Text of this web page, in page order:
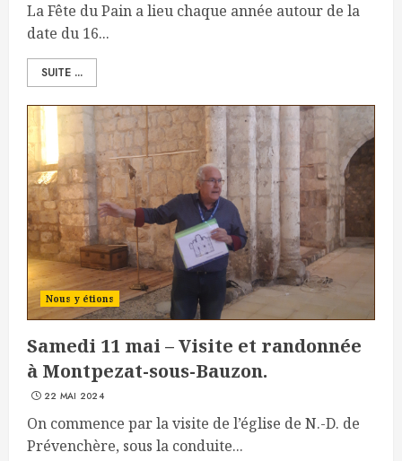
La Fête du Pain a lieu chaque année autour de la
date du 16...
SUITE ...
Nous y étions
Samedi 11 mai – Visite et randonnée
à Montpezat-sous-Bauzon.
22 MAI 2024
On commence par la visite de l’église de N.-D. de
Prévenchère, sous la conduite...